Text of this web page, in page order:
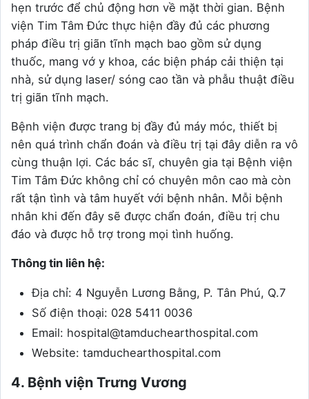
hẹn trước để chủ động hơn về mặt thời gian. Bệnh
viện Tim Tâm Đức thực hiện đầy đủ các phương
pháp điều trị giãn tĩnh mạch bao gồm sử dụng
thuốc, mang vớ y khoa, các biện pháp cải thiện tại
nhà, sử dụng laser/ sóng cao tần và phẫu thuật điều
trị giãn tĩnh mạch.
Bệnh viện được trang bị đầy đủ máy móc, thiết bị
nên quá trình chẩn đoán và điều trị tại đây diễn ra vô
cùng thuận lợi. Các bác sĩ, chuyên gia tại Bệnh viện
Tim Tâm Đức không chỉ có chuyên môn cao mà còn
rất tận tình và tâm huyết với bệnh nhân. Mỗi bệnh
nhân khi đến đây sẽ được chẩn đoán, điều trị chu
đáo và được hỗ trợ trong mọi tình huống.
Thông tin liên hệ:
Địa chỉ: 4 Nguyễn Lương Bằng, P. Tân Phú, Q.7
Số điện thoại: 028 5411 0036
Email: hospital@tamduchearthospital.com
Website: tamduchearthospital.com
4. Bệnh viện Trưng Vương